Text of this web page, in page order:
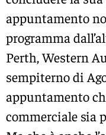
appuntamento
programma
Perth, Western
sempiterno di
appuntamento
commerciale sia